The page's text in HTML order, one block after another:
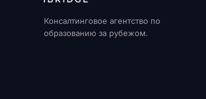
Консалтинговое агентство по
образованию за рубежом.